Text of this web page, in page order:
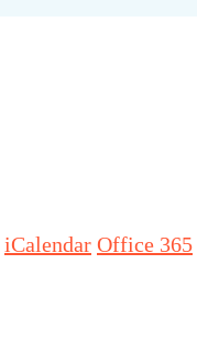
iCalendar Office 365